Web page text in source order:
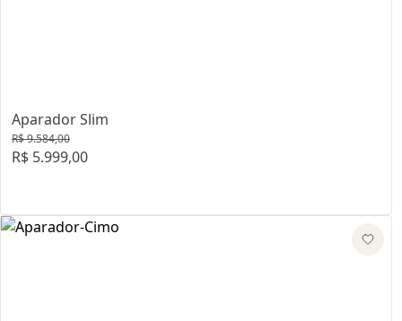
Aparador Slim
R$ 9.584,00
R$ 5.999,00